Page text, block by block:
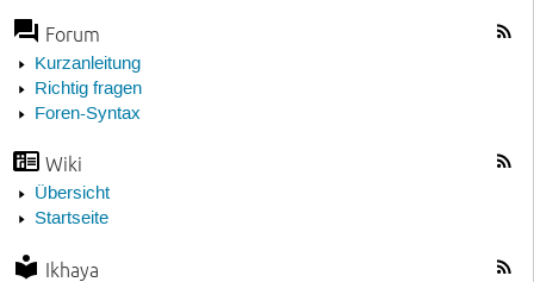
Forum
Kurzanleitung
Richtig fragen
Foren-Syntax
Wiki
Übersicht
Startseite
Ikhaya